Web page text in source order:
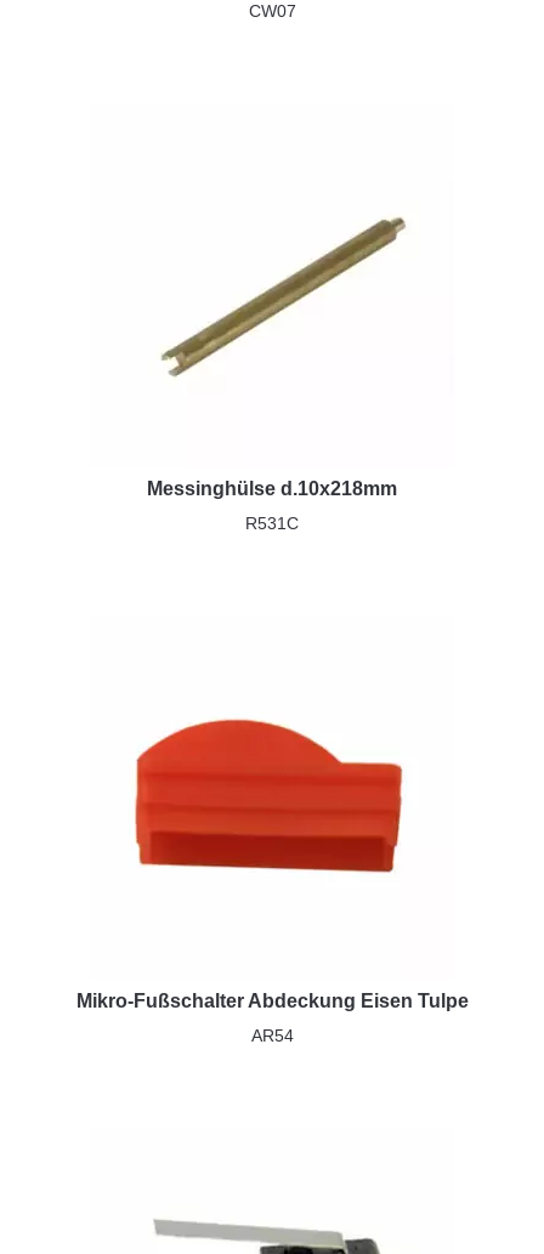
CW07
Messinghülse d.10x218mm
R531C
Mikro-Fußschalter Abdeckung Eisen Tulpe
AR54